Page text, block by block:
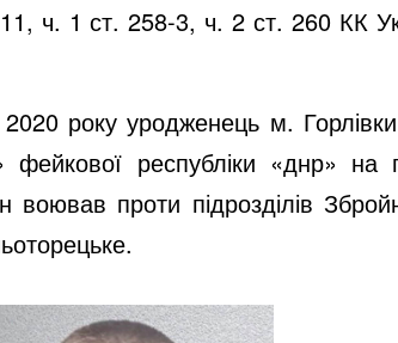
ч. 1 ст. 258-3, ч. 2 ст. 260 КК
року уродженець м.
фейкової республіки «днр» на
воював проти підрозділів